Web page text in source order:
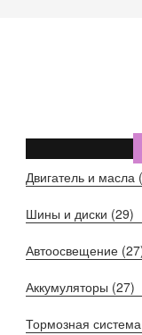
Двигатель и масла
Шины и диски (29)
Автоосвещение
Аккумуляторы (27)
Тормозная система